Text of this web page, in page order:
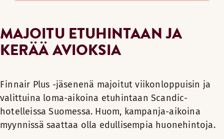
MAJOITU ETUHINTAAN JA
KERÄÄ AVIOKSIA
Finnair Plus -jäsenenä majoitut viikonloppuisin ja
valittuina loma-aikoina etuhintaan Scandic-
hotelleissa Suomessa. Huom, kampanja-aikoina
myynnissä saattaa olla edullisempia huonehintoja.